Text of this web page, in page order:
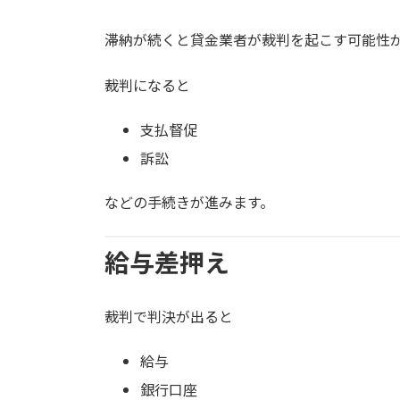
滞納が続くと貸金業者が裁判を起こす可能性
裁判になると
支払督促
訴訟
などの手続きが進みます。
給与差押え
裁判で判決が出ると
給与
銀行口座